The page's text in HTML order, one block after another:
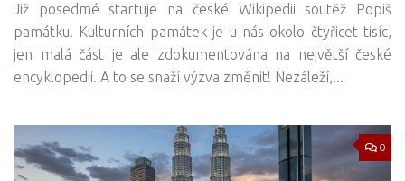
Již posedmé startuje na české Wikipedii soutěž Popiš
památku. Kulturních památek je u nás okolo čtyřicet tisíc,
jen malá část je ale zdokumentována na největší české
encyklopedii. A to se snaží výzva změnit! Nezáleží,...
0